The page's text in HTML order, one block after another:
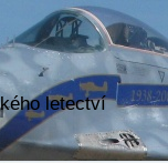
letectví